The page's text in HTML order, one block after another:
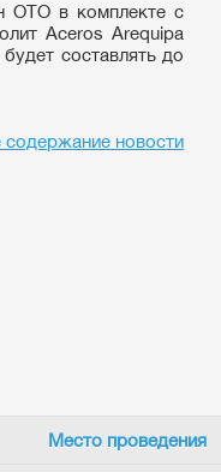
OTO в комплекте с
Aceros Arequipa
составлять до
содержание новости
Место проведения